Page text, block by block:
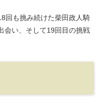
回も挑み続けた柴田政人騎
会い、そして19回目の挑戦